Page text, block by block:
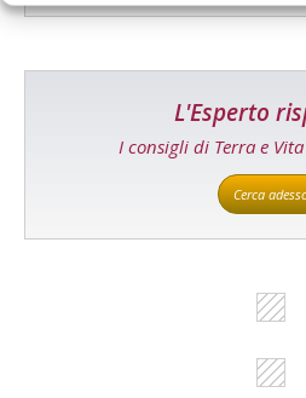
L'Esperto
I consigli di Terra e
Cerca